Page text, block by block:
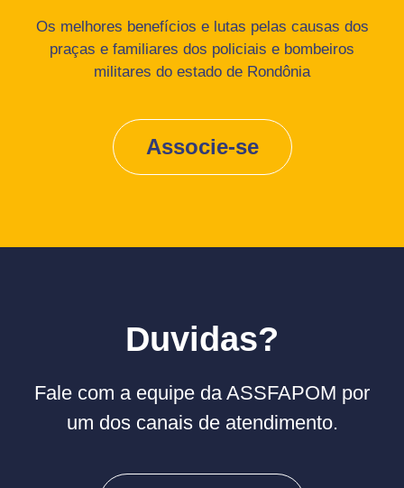
Os melhores benefícios e lutas pelas causas dos
praças e familiares dos policiais e bombeiros
militares do estado de Rondônia
Associe-se
Duvidas?
Fale com a equipe da ASSFAPOM por
um dos canais de atendimento.